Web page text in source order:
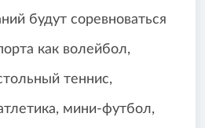
будут соревноваться
как волейбол,
теннис,
мини-футбол,